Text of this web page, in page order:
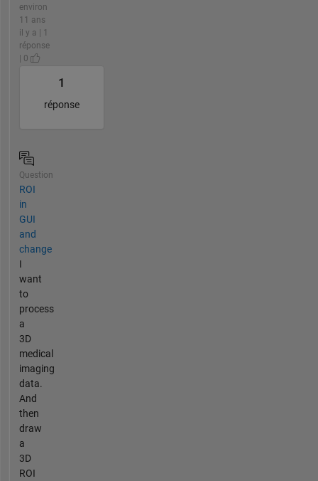
environ
11 ans
il y a | 1
réponse
| 0
1
réponse
Question
ROI
in
GUI
and
change
I
want
to
process
a
3D
medical
imaging
data.
And
then
draw
a
3D
ROI